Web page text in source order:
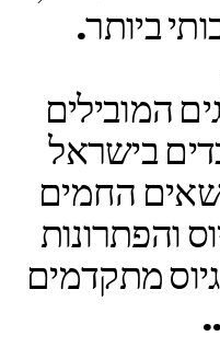
ביותר.
המובילים
בישראל
החמים
והפתרונות
מתקדמים